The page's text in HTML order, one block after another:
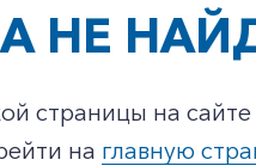
НЕ
страницы на
на главную